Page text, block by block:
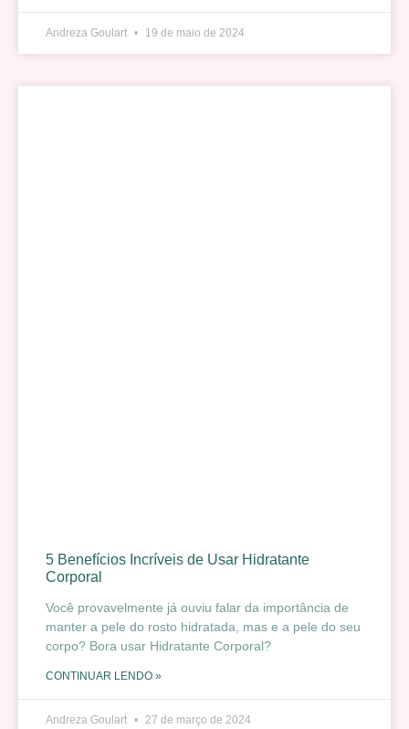
Andreza Goulart 19 de maio de 2024
5 Benefícios Incríveis de Usar Hidratante
Corporal
Você provavelmente já ouviu falar da importância de
manter a pele do rosto hidratada, mas e a pele do seu
corpo? Bora usar Hidratante Corporal?
CONTINUAR LENDO »
Andreza Goulart 27 de março de 2024